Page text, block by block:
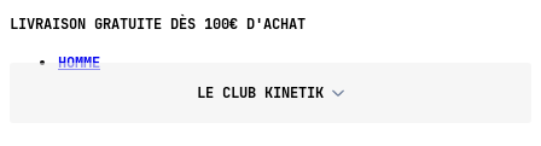
LIVRAISON GRATUITE DÈS 100€ D'ACHAT
HOMME
LE CLUB KINETIK